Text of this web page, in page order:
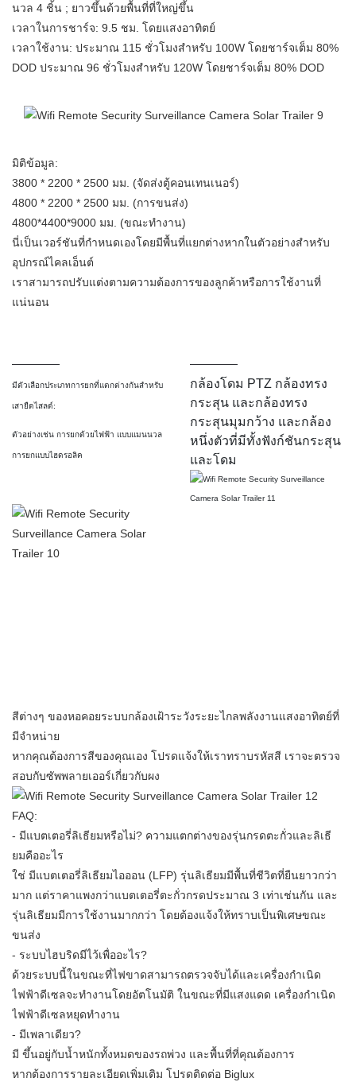
นวล 4 ชิ้น ; ยาวขึ้นด้วยพื้นที่ที่ใหญ่ขึ้น
เวลาในการชาร์จ: 9.5 ชม. โดยแสงอาทิตย์
เวลาใช้งาน: ประมาณ 115 ชั่วโมงสำหรับ 100W โดยชาร์จเต็ม 80%
DOD ประมาณ 96 ชั่วโมงสำหรับ 120W โดยชาร์จเต็ม 80% DOD
มิติข้อมูล:
3800 * 2200 * 2500 มม. (จัดส่งตู้คอนเทนเนอร์)
4800 * 2200 * 2500 มม. (การขนส่ง)
4800*4400*9000 มม. (ขณะทำงาน)
นี่เป็นเวอร์ชันที่กำหนดเองโดยมีพื้นที่แยกต่างหากในตัวอย่างสำหรับ
อุปกรณ์ไคลเอ็นต์
เราสามารถปรับแต่งตามความต้องการของลูกค้าหรือการใช้งานที่
แน่นอน
มีตัวเลือกประเภทการยกที่แตกต่างกันสำหรับ
เสายืดไสลด์:
ตัวอย่างเช่น การยกด้วยไฟฟ้า แบบแมนนวล
การยกแบบไฮดรอลิค
กล้องโดม PTZ กล้องทรง
กระสุน และกล้องทรง
กระสุนมุมกว้าง และกล้อง
หนึ่งตัวที่มีทั้งฟังก์ชันกระสุน
และโดม
สีต่างๆ ของหอคอยระบบกล้องเฝ้าระวังระยะไกลพลังงานแสงอาทิตย์ที่
มีจำหน่าย
หากคุณต้องการสีของคุณเอง โปรดแจ้งให้เราทราบรหัสสี เราจะตรวจ
สอบกับซัพพลายเออร์เกี่ยวกับผง
FAQ:
- มีแบตเตอรี่ลิเธียมหรือไม่? ความแตกต่างของรุ่นกรดตะกั่วและลิเธี
ยมคืออะไร
ใช่ มีแบตเตอรี่ลิเธียมไอออน (LFP) รุ่นลิเธียมมีพื้นที่ชีวิตที่ยืนยาวกว่า
มาก แต่ราคาแพงกว่าแบตเตอรี่ตะกั่วกรดประมาณ 3 เท่าเช่นกัน และ
รุ่นลิเธียมมีการใช้งานมากกว่า โดยต้องแจ้งให้ทราบเป็นพิเศษขณะ
ขนส่ง
- ระบบไฮบริดมีไว้เพื่ออะไร?
ด้วยระบบนี้ในขณะที่ไฟขาดสามารถตรวจจับได้และเครื่องกำเนิด
ไฟฟ้าดีเซลจะทำงานโดยอัตโนมัติ ในขณะที่มีแสงแดด เครื่องกำเนิด
ไฟฟ้าดีเซลหยุดทำงาน
- มีเพลาเดียว?
มี ขึ้นอยู่กับน้ำหนักทั้งหมดของรถพ่วง และพื้นที่ที่คุณต้องการ
หากต้องการรายละเอียดเพิ่มเติม โปรดติดต่อ Biglux